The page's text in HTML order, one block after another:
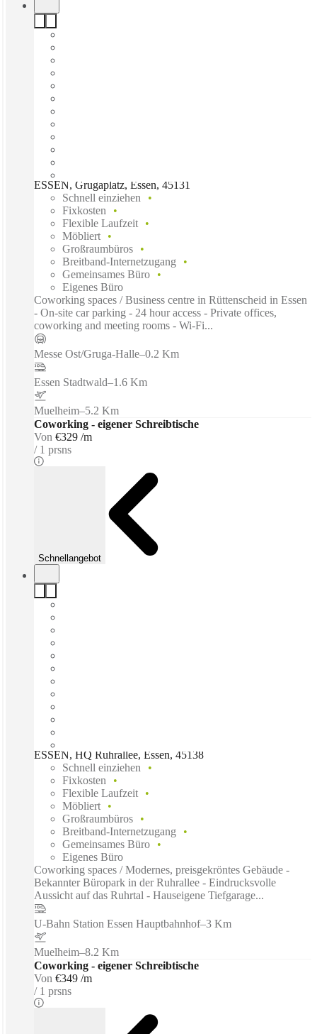
ESSEN, Grugaplatz, Essen, 45131
Schnell einziehen
Fixkosten
Flexible Laufzeit
Möbliert
Großraumbüros
Breitband-Internetzugang
Gemeinsames Büro
Eigenes Büro
Coworking spaces / Business centre in Rüttenscheid in Essen
- On-site car parking - 24 hour access - Private offices,
coworking and meeting rooms - Wi-Fi...
Messe Ost/Gruga-Halle–0.2 Km
Essen Stadtwald–1.6 Km
Muelheim–5.2 Km
Coworking - eigener Schreibtische
Von €329 /m
1 prsns
Schnellangebot
ESSEN, HQ Ruhrallee, Essen, 45138
Schnell einziehen
Fixkosten
Flexible Laufzeit
Möbliert
Großraumbüros
Breitband-Internetzugang
Gemeinsames Büro
Eigenes Büro
Coworking spaces / Modernes, preisgekröntes Gebäude -
Bekannter Büropark in der Ruhrallee - Eindrucksvolle
Aussicht auf das Ruhrtal - Hauseigene Tiefgarage...
U-Bahn Station Essen Hauptbahnhof–3 Km
Muelheim–8.2 Km
Coworking - eigener Schreibtische
Von €349 /m
1 prsns